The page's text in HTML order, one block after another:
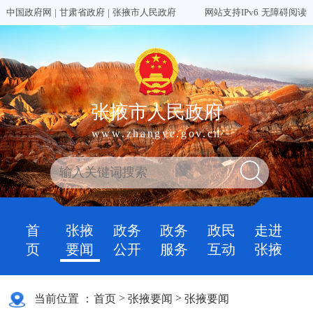
中国政府网 | 甘肃省政府 | 张掖市人民政府 网站支持IPv6 无障碍阅读
张掖市人民政府
www.zhangye.gov.cn
首
页
张掖
要闻
政务
公开
政务
服务
政民
互动
走进
张掖
当前位置 ： 首页 >张掖要闻 >张掖要闻